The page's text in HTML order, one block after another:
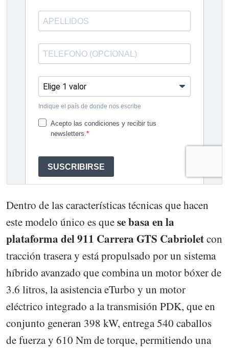
Dentro de las características técnicas que hacen
este modelo único es quese basa en la
plataforma del 911 Carrera GTS Cabrioletcon
tracción trasera y está propulsado por un sistema
híbrido avanzado que combina un motor bóxer de
3.6 litros, la asistencia eTurbo y un motor
eléctrico integrado a la transmisión PDK, que en
conjunto generan 398 kW, entrega 540 caballos
de fuerza y 610 Nm de torque, permitiendo una